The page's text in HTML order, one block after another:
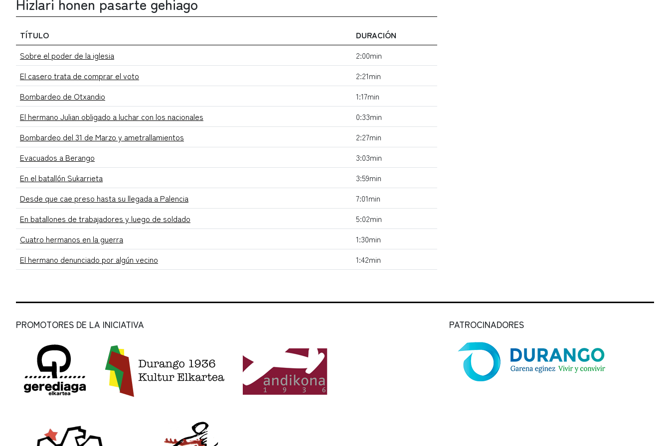
Hizlari honen pasarte gehiago
TÍTULO
DURACIÓN
Sobre el poder de la iglesia
2:00min
El casero trata de comprar el voto
2:21min
Bombardeo de Otxandio
1:17min
El hermano Julian obligado a luchar con los nacionales
0:33min
Bombardeo del 31 de Marzo y ametrallamientos
2:27min
Evacuados a Berango
3:03min
En el batallón Sukarrieta
3:59min
Desde que cae preso hasta su llegada a Palencia
7:01min
En batallones de trabajadores y luego de soldado
5:02min
Cuatro hermanos en la guerra
1:30min
El hermano denunciado por algún vecino
1:42min
PROMOTORES DE LA INICIATIVA PATROCINADORES